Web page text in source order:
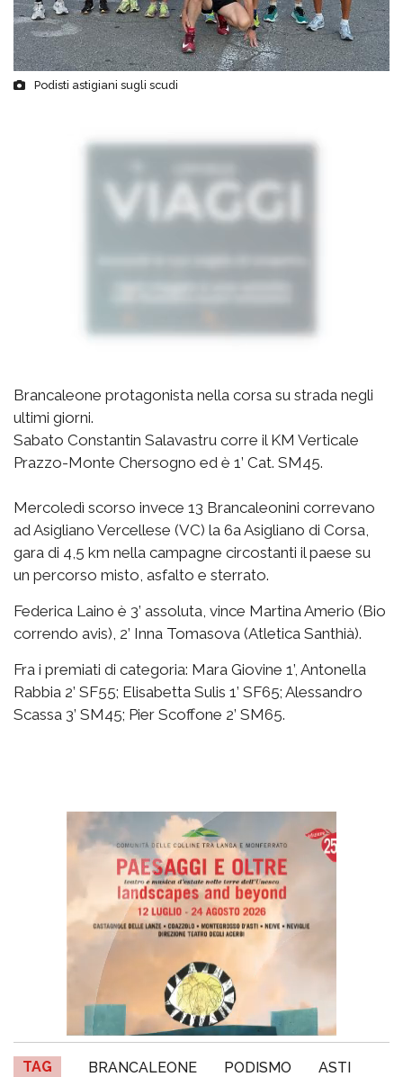
Podisti astigiani sugli scudi
Brancaleone protagonista nella corsa su strada negli
ultimi giorni.
Sabato Constantin Salavastru corre il KM Verticale
Prazzo-Monte Chersogno ed è 1’ Cat. SM45.
Mercoledì scorso invece 13 Brancaleonini correvano
ad Asigliano Vercellese (VC) la 6a Asigliano di Corsa,
gara di 4,5 km nella campagne circostanti il paese su
un percorso misto, asfalto e sterrato.
Federica Laino è 3’ assoluta, vince Martina Amerio (Bio
correndo avis), 2’ Inna Tomasova (Atletica Santhià).
Fra i premiati di categoria: Mara Giovine 1’, Antonella
Rabbia 2’ SF55; Elisabetta Sulis 1’ SF65; Alessandro
Scassa 3’ SM45; Pier Scoffone 2’ SM65.
TAG BRANCALEONE PODISMO ASTI